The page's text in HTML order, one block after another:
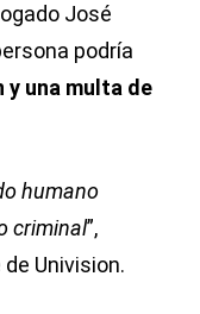
José
podría
y una multa de
humano
criminal”,
Univision.